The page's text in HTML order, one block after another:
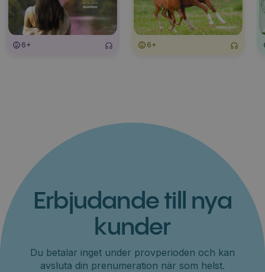
6+ 6+
Erbjudande till nya
kunder
Du betalar inget under provperioden och kan
avsluta din prenumeration när som helst.